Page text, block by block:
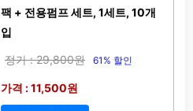
팩 + 전용펌프 세트, 1세트, 10개
입
정가 : 29,800원 61% 할인
가격 : 11,500원